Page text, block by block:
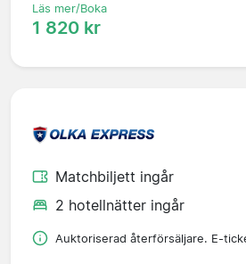
Läs mer/Boka
1 820 kr
Matchbiljett ingår
2 hotellnätter ingår
Auktoriserad återförsäljare. E-